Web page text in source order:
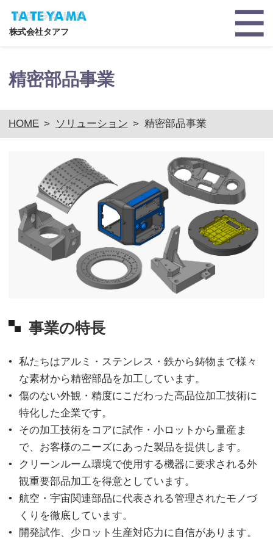
株式会社タアフ
精密部品事業
HOME > ソリューション > 精密部品事業
事業の特長
私たちはアルミ・ステンレス・鉄から鋳物まで様々
な素材から精密部品を加工しています。
傷のない外観・精度にこだわった高品位加工技術に
特化した企業です。
その加工技術をコアに試作・小ロットから量産ま
で、お客様のニーズにあった製品を提供します。
クリーンルーム環境で使用する機器に要求される外
観重要部品加工を得意としています。
航空・宇宙関連部品に代表される管理されたモノづ
くりを徹底しています。
開発試作、少ロット生産対応力に自信があります。